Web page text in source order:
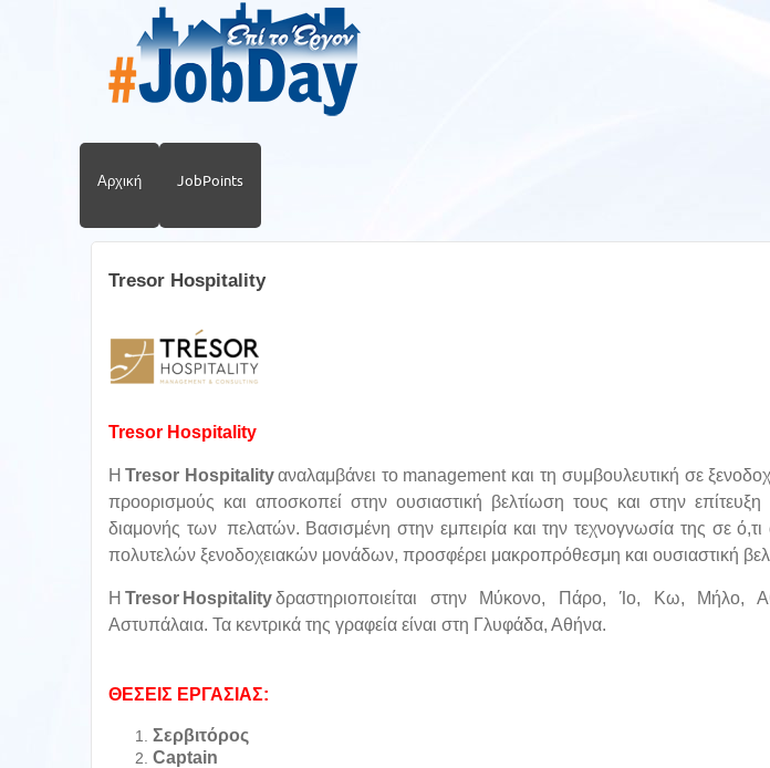
Αρχική JobPoints
Tresor Hospitality
Tresor Hospitality
Η Tresor Hospitalityαναλαμβάνει το management και τη συμβουλευτική σε
προορισμούς και αποσκοπεί στην ουσιαστική βελτίωση τους και στην επίτευξη
διαμονής των πελατών. Βασισμένη στην εμπειρία και την τεχνογνωσία της σε ό,τι
πολυτελών ξενοδοχειακών μονάδων, προσφέρει μακροπρόθεσμη και ουσιαστική
Η Tresor Hospitalityδραστηριοποιείται στην Μύκονο, Πάρο, Ίο, Κω, Μήλο,
Αστυπάλαια. Τα κεντρικά της γραφεία είναι στη Γλυφάδα, Αθήνα.
ΘΕΣΕΙΣ ΕΡΓΑΣΙΑΣ:
Σερβιτόρος
Captain